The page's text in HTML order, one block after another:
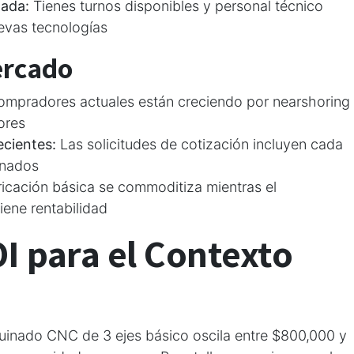
Tienes turnos disponibles y personal técnico
tecnologías
actuales están creciendo por nearshoring
Las solicitudes de cotización incluyen cada
básica se commoditiza mientras el
rentabilidad
para el Contexto
CNC de 3 ejes básico oscila entre $800,000 y